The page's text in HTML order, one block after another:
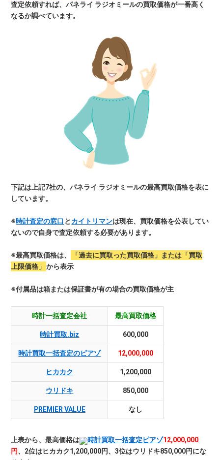
査定依頼すれば、パネライ ラジオミールの買取価格が一番高く
なるか調べています。
下記は上記7社の、パネライ ラジオミールの最高買取価格を表に
しています。
※時計査定の窓口 とカイトリマンは現在、買取価格を公表してい
ないので自身で査定依頼する必要があります。
※最高買取価格は、
「過去に買取った買取価格」または「買取
上限価格」 から表示
※付属品は箱または保証書が有の場合の買取価格が主
時計一括査定会社 最高買取価格
時計買取.biz 600,000
時計買取一括査定のピアゾ 12,000,000
ヒカカク 1,200,000
ウリドキ 850,000
PREMIER VALUE なし
上表から、最高価格は 時計買取一括査定ピアゾ12,000,000
円、2位はヒカカク1,200,000円、3位はウリドキ850,000円にな